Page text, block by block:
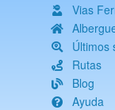
Vias
Últimos
Rutas
Blog
Ayuda